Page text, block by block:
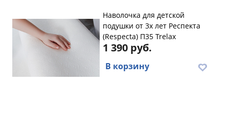
Наволочка для детской
подушки от 3х лет Респекта
(Respecta) П35 Trelax
1 390 руб.
В корзину